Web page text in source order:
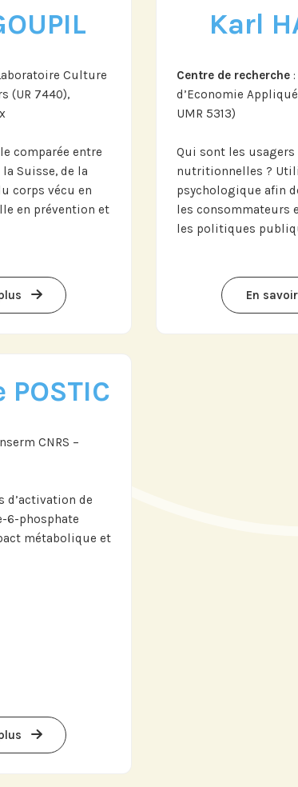
Culture
(UR 7440),
comparée entre
la Suisse, de la
corps vécu en
en prévention et
Karl
Centre de recherche
d’Economie
UMR 5313)
Qui sont les
nutritionnelles ?
psychologique afin
les consommateurs
les politiques
En
CNRS –
d’activation de
6-phosphate
métabolique et
préférez suivre notre actu par mail,
d'intérêt :
annuelle Prix Projets de Recherche